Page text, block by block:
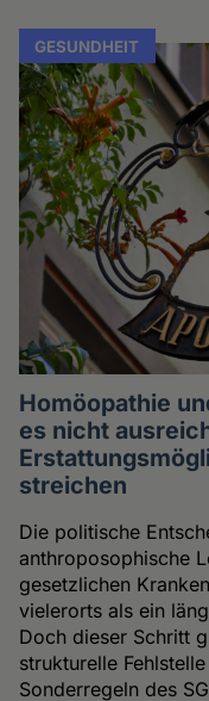
GESUNDHEIT
Homöopathie
es nicht
streichen
Die politische
anthroposophische
gesetzlichen
vielerorts als ein
Doch dieser Schritt
strukturelle
Sonderregeln des